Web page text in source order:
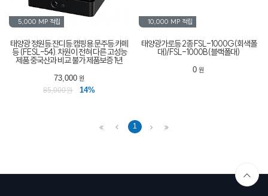
5,000 MP 적립
태양광 정원등.잔디등.캠핑용.문주등.카페
등 (FESL-54). 차원이 전혀 다른 고성능
제품.중국산과 비교 불가.제품보증 1년
73,000원
85,000원
14%
10,000 MP 적립
태양광가로등 2종 FSL-1000G(회색폴
대)/FSL-1000B(블랙폴대)
0 원
1